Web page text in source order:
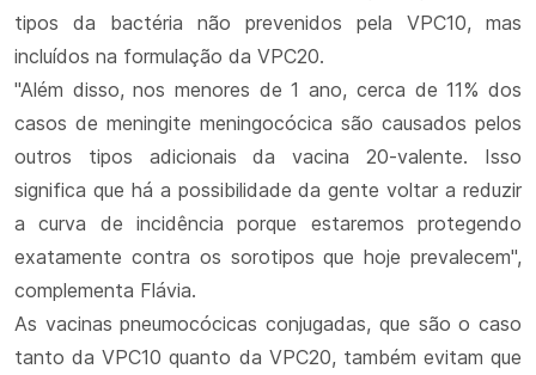
tipos da bactéria não prevenidos pela VPC10, mas
incluídos na formulação da VPC20.
"Além disso, nos menores de 1 ano, cerca de 11% dos
casos de meningite meningocócica são causados pelos
outros tipos adicionais da vacina 20-valente. Isso
significa que há a possibilidade da gente voltar a reduzir
a curva de incidência porque estaremos protegendo
exatamente contra os sorotipos que hoje prevalecem",
complementa Flávia.
As vacinas pneumocócicas conjugadas, que são o caso
tanto da VPC10 quanto da VPC20, também evitam que